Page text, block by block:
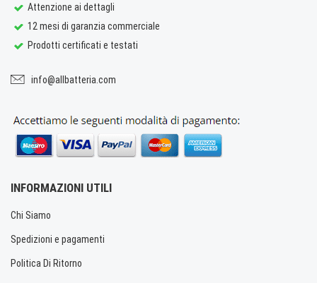
Attenzione ai dettagli
12 mesi di garanzia commerciale
Prodotti certificati e testati
info@allbatteria.com
INFORMAZIONI UTILI
Chi Siamo
Spedizioni e pagamenti
Politica Di Ritorno